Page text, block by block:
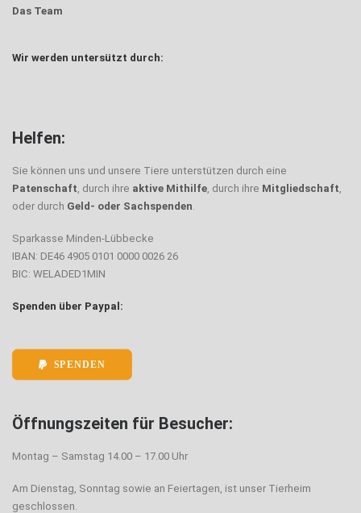
Das Team
Wir werden untersützt durch:
Helfen:
Sie können uns und unsere Tiere unterstützen durch eine
Patenschaft, durch ihre aktive Mithilfe, durch ihre Mitgliedschaft,
oder durch Geld- oder Sachspenden.
Sparkasse Minden-Lübbecke
IBAN: DE46 4905 0101 0000 0026 26
BIC: WELADED1MIN
Spenden über Paypal:
SPENDEN
Öffnungszeiten für Besucher:
Montag – Samstag 14.00 – 17.00 Uhr
Am Dienstag, Sonntag sowie an Feiertagen, ist unser Tierheim
geschlossen.